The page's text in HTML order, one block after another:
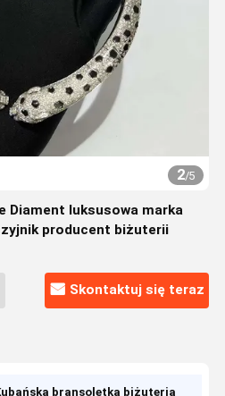
2/5
Diament luksusowa marka
producent biżuterii
Skontaktuj się teraz
bransoletka biżuteria